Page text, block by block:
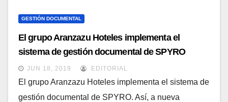
GESTIÓN DOCUMENTAL
El grupo Aranzazu Hoteles implementa el
sistema de gestión documental de SPYRO
JUN 18, 2019 EDITORIAL
El grupo Aranzazu Hoteles implementa el sistema de
gestión documental de SPYRO. Así, a nueva